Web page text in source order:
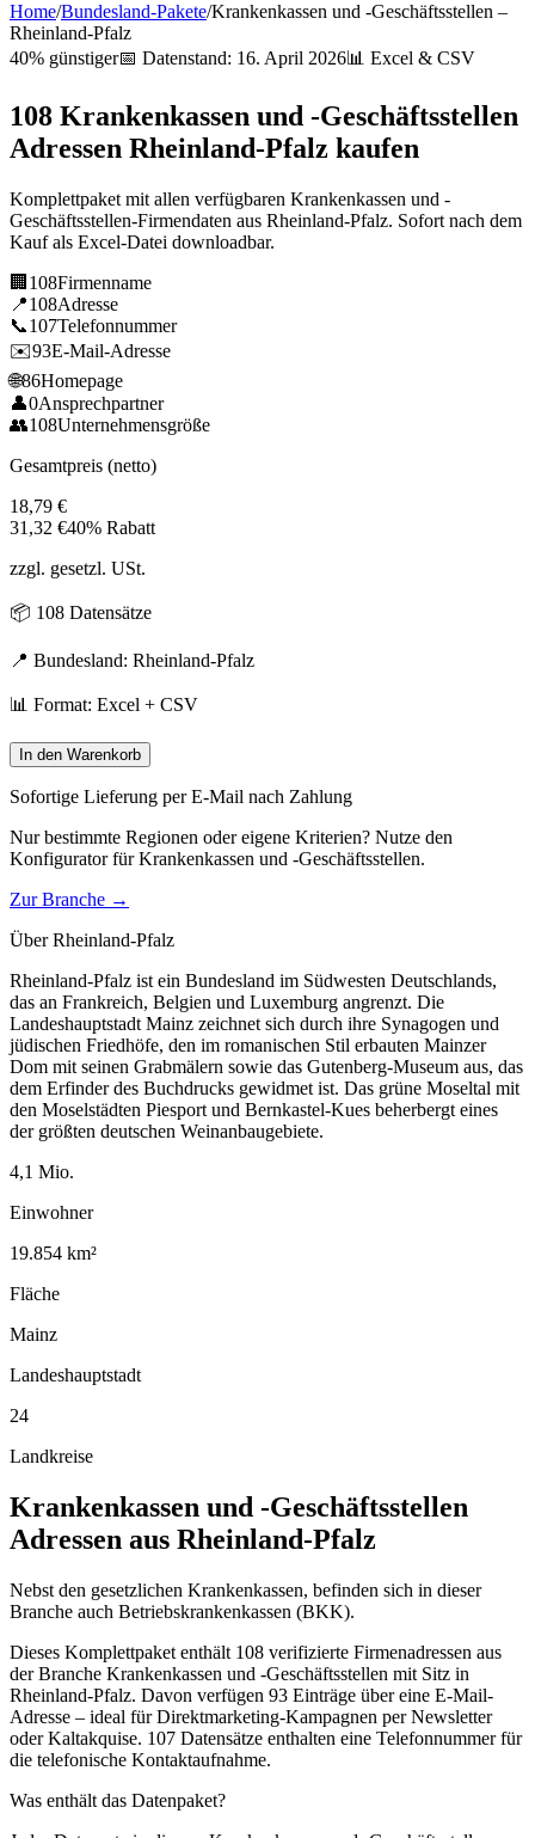
Home/Bundesland-Pakete/Krankenkassen und -Geschäftsstellen –
Rheinland-Pfalz
40% günstiger📅 Datenstand: 16. April 2026📊 Excel & CSV
108 Krankenkassen und -Geschäftsstellen
Adressen Rheinland-Pfalz kaufen
Komplettpaket mit allen verfügbaren Krankenkassen und -
Geschäftsstellen-Firmendaten aus Rheinland-Pfalz. Sofort nach dem
Kauf als Excel-Datei downloadbar.
🏢 108Firmenname
📍108Adresse
📞107Telefonnummer
✉️93E-Mail-Adresse
🌐86Homepage
👤0Ansprechpartner
👥108Unternehmensgröße
Gesamtpreis (netto)
18,79 €
31,32 €40% Rabatt
zzgl. gesetzl. USt.
📦 108 Datensätze
📍 Bundesland: Rheinland-Pfalz
📊 Format: Excel + CSV
In den Warenkorb
Sofortige Lieferung per E-Mail nach Zahlung
Nur bestimmte Regionen oder eigene Kriterien? Nutze den
Konfigurator fürKrankenkassen und -Geschäftsstellen.
Zur Branche →
ÜberRheinland-Pfalz
Rheinland-Pfalz ist ein Bundesland im Südwesten Deutschlands,
das an Frankreich, Belgien und Luxemburg angrenzt. Die
Landeshauptstadt Mainz zeichnet sich durch ihre Synagogen und
jüdischen Friedhöfe, den im romanischen Stil erbauten Mainzer
Dom mit seinen Grabmälern sowie das Gutenberg-Museum aus, das
dem Erfinder des Buchdrucks gewidmet ist. Das grüne Moseltal mit
den Moselstädten Piesport und Bernkastel-Kues beherbergt eines
der größten deutschen Weinanbaugebiete.
4,1 Mio.
Einwohner
19.854 km²
Fläche
Mainz
Landeshauptstadt
24
Landkreise
Krankenkassen und -Geschäftsstellen
Adressen aus Rheinland-Pfalz
Nebst den gesetzlichen Krankenkassen, befinden sich in dieser
Branche auch Betriebskrankenkassen (BKK).
Dieses Komplettpaket enthält 108 verifizierte Firmenadressen aus
der Branche Krankenkassen und -Geschäftsstellen mit Sitz in
Rheinland-Pfalz. Davon verfügen 93 Einträge über eine E-Mail-
Adresse – ideal für Direktmarketing-Kampagnen per Newsletter
oder Kaltakquise. 107 Datensätze enthalten eine Telefonnummer für
die telefonische Kontaktaufnahme.
Was enthält das Datenpaket?